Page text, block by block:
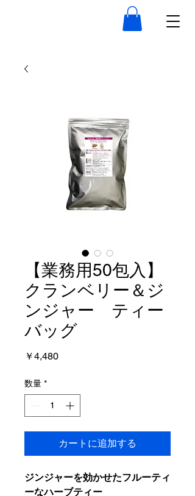
【業務用50包入】
クランベリー＆ジ
ンジャー ティー
バッグ
￥4,480価
数量 *
カートに追加する
ジンジャーを効かせたフルーティ
ーなハーブティー